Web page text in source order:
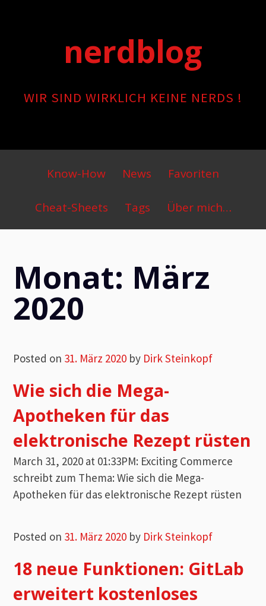
nerdblog
WIR SIND WIRKLICH KEINE NERDS !
Primary
Menu
Know-How News Favoriten
Cheat-Sheets Tags Über mich…
Monat: März
2020
Posted on 31. März 2020 by Dirk Steinkopf
Wie sich die Mega-
Apotheken für das
elektronische Rezept rüsten
March 31, 2020 at 01:33PM: Exciting Commerce
schreibt zum Thema: Wie sich die Mega-
Apotheken für das elektronische Rezept rüsten
Posted on 31. März 2020 by Dirk Steinkopf
18 neue Funktionen: GitLab
erweitert kostenloses